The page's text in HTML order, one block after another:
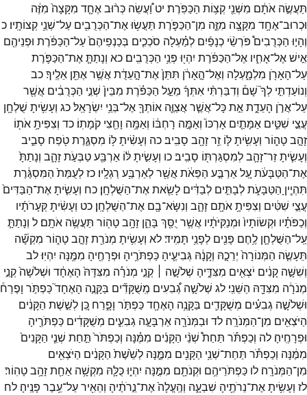
תַּעֲשֶׂ֣ה אֹתָ֔ם מִשְּׁנֵ֖י קְצ֥וֹת הַכַּפֹּֽרֶת׃ יט וַ֠עֲשֵׂה כְּר֨וּבאֶחָ֤ד מִקָּצָה֙ מִזֶּ֔ה
וּכְרוּב־אֶחָ֥ד מִקָּצָ֖ה מִזֶּ֑ה מִן־הַכַּפֹּ֛רֶת תַּעֲשׂ֥וּאֶת־הַכְּרֻבִ֖ים עַל־שְׁנֵ֥י קְצוֹתָֽיו׃ כ
וְהָי֣וּ הַכְּרֻבִים֩ פֹּרְשֵׂ֨י כְנָפַ֜יִם לְמַ֗עְלָה סֹכְכִ֤ים בְּכַנְפֵיהֶם֙עַל־הַכַּפֹּ֔רֶת וּפְנֵיהֶ֖ם
אִ֣ישׁאֶל־אָחִ֑יו אֶל־הַכַּפֹּ֔רֶת יִהְי֖וּ פְּנֵ֥י הַכְּרֻבִֽים׃ כא וְנָתַתָּ֧אֶת־הַכַּפֹּ֛רֶת
עַל־הָאָרֹ֖ן מִלְמָ֑עְלָה וְאֶל־הָ֣אָרֹ֔ן תִּתֵּן֙אֶת־הָ֣עֵדֻ֔תאֲשֶׁ֥ראֶתֵּ֖ן אֵלֶֽיךָ׃כב
וְנוֹעַדְתִּ֣י לְךָ֮ שָׁם֒ וְדִבַּרְתִּ֨י אִתְּךָ֜ מֵעַ֣ל הַכַּפֹּ֗רֶת מִבֵּין֙ שְׁנֵ֣י הַכְּרֻבִ֔ים אֲשֶׁ֖ר
עַל־אֲרֹ֣ן הָעֵדֻ֑תאֵ֣תכָּל־אֲשֶׁ֧ראֲצַוֶּ֛ה אוֹתְךָ֖אֶל־בְּנֵ֥י יִשְׂרָאֵֽל׃כג וְעָשִׂ֥יתָ שֻׁלְחָ֖ן
עֲצֵ֣י שִׁטִּ֑ים אַמָּתַ֤יִם אָרְכּוֹ֙ וְאַמָּ֣ה רָחְבּ֔וֹ וְאַמָּ֥ה וָחֵ֖צִי קֹמָתֽוֹ׃ כד וְצִפִּיתָ֥אֹת֖וֹ
זָהָ֣בטָה֑וֹר וְעָשִׂ֥יתָלּ֛וֹ זֵ֥רזָהָ֖ב סָבִֽיב׃כה וְעָשִׂ֨יתָלּ֥וֹ מִסְגֶּ֛רֶתטֹ֖פַח סָבִ֑יב
וְעָשִׂ֧יתָזֵר־זָהָ֛בלְמִסְגַּרְתּ֖וֹ סָבִֽיב׃כו וְעָשִׂ֣יתָלּ֔וֹ אַרְבַּ֖עטַבְּעֹ֣תזָהָ֑ב וְנָתַתָּ֙
אֶת־הַטַּבָּעֹ֔תעַ֚לאַרְבַּ֣ע הַפֵּאֹ֔תאֲשֶׁ֖רלְאַרְבַּ֥ע רַגְלָֽיו׃ כזלְעֻמַּת֙ הַמִּסְגֶּ֔רֶת
תִּהְיֶ֖יןָ הַטַּבָּעֹ֑תלְבָתִּ֣ים לְבַדִּ֔ים לָשֵׂ֖אתאֶת־הַשֻּׁלְחָֽן׃ כח וְעָשִׂ֤יתָאֶת־הַבַּדִּים֙
עֲצֵ֣י שִׁטִּ֔ים וְצִפִּיתָ֥אֹתָ֖ם זָהָ֑ב וְנִשָּׂא־בָ֖ם אֶת־הַשֻּׁלְחָֽן׃ כט וְעָשִׂ֨יתָקְּעָרֹתָ֜יו
וְכַפֹּתָ֗יו וּקְשׂוֹתָיו֙ וּמְנַקִּיֹּתָ֔יו אֲשֶׁ֥ר יֻסַּ֖ךְ בָּהֵ֑ן זָהָ֥בטָה֖וֹר תַּעֲשֶׂ֥ה אֹתָֽם׃ ל וְנָתַתָּ֧
עַֽל־הַשֻּׁלְחָ֛ן לֶ֥חֶם פָּנִ֖ים לְפָנַ֥י תָּמִֽיד׃לא וְעָשִׂ֥יתָ מְנֹרַ֖תזָהָ֣בטָה֑וֹר מִקְשָׁ֞ה
תֵּעָשֶׂ֤ה הַמְּנוֹרָה֙ יְרֵכָ֣הּ וְקָנָ֔הּ גְּבִיעֶ֛יהָ כַּפְתֹּרֶ֥יהָ וּפְרָחֶ֖יהָ מִמֶּ֥נָּה יִהְיֽוּ׃לב
וְשִׁשָּׁ֣ה קָנִ֔ים יֹצְאִ֖ים מִצִּדֶּ֑יהָ שְׁלֹשָׁ֣ה ׀ קְנֵ֣י מְנֹרָ֗ה מִצִּדָּהּ֙ הָאֶחָ֔ד וּשְׁלֹשָׁה֙קְנֵ֣י
מְנֹרָ֔ה מִצִּדָּ֖הּ הַשֵּׁנִֽי׃ לג שְׁלֹשָׁ֣ה גְ֠בִעִים מְֽשֻׁקָּדִ֞ים בַּקָּנֶ֣ה הָאֶחָד֮כַּפְתֹּ֣ר וָפֶרַח֒
וּשְׁלֹשָׁ֣ה גְבִעִ֗ים מְשֻׁקָּדִ֛ים בַּקָּנֶ֥ה הָאֶחָ֖דכַּפְתֹּ֣ר וָפָ֑רַח כֵּ֚ן לְשֵׁ֣שֶׁת הַקָּנִ֔ים
הַיֹּצְאִ֖ים מִן־הַמְּנֹרָֽה׃ לד וּבַמְּנֹרָ֖ה אַרְבָּעָ֣ה גְבִעִ֑ים מְשֻׁקָּדִ֔ים כַּפְתֹּרֶ֖יהָ
וּפְרָחֶֽיהָ׃ לה וְכַפְתֹּ֡ר תַּחַת֩ שְׁנֵ֨י הַקָּנִ֜ים מִמֶּ֗נָּה וְכַפְתֹּר֙ תַּ֣חַת שְׁנֵ֤י הַקָּנִים֙
מִמֶּ֔נָּה וְכַפְתֹּ֕ר תַּחַת־שְׁנֵ֥י הַקָּנִ֖ים מִמֶּ֑נָּה לְשֵׁ֙שֶׁת֙ הַקָּנִ֔ים הַיֹּצְאִ֖ים
מִן־הַמְּנֹרָֽה׃ לו כַּפְתֹּרֵיהֶ֥ם וּקְנֹתָ֖ם מִמֶּ֣נָּה יִהְי֑וּכֻּלָּ֛הּ מִקְשָׁ֥ה אַחַ֖תזָהָ֥בטָהֽוֹר׃
לז וְעָשִׂ֥יתָאֶת־נֵרֹתֶ֖יהָ שִׁבְעָ֑ה וְהֶֽעֱלָה֙אֶת־נֵ֣רֹתֶ֔יהָ וְהֵאִ֖ירעַל־עֵ֥בֶר פָּנֶֽיהָ׃ לח